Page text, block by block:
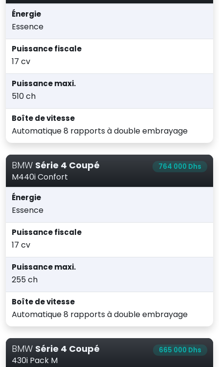
Énergie
Essence
Puissance fiscale
17 cv
Puissance maxi.
510 ch
Boîte de vitesse
Automatique 8 rapports à double embrayage
BMW Série 4 Coupé
M440i Confort
764 000 Dhs
Énergie
Essence
Puissance fiscale
17 cv
Puissance maxi.
255 ch
Boîte de vitesse
Automatique 8 rapports à double embrayage
BMW Série 4 Coupé
430i Pack M
665 000 Dhs